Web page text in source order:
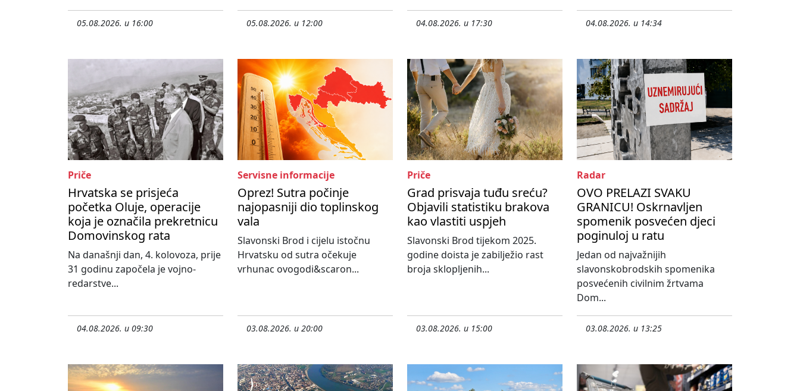
05.08.2026. u 16:00 05.08.2026. u 12:00 04.08.2026. u 17:30 04.08.2026. u 14:34
Priče
Hrvatska se prisjeća
početka Oluje, operacije
koja je označila prekretnicu
Domovinskog rata
Na današnji dan, 4. kolovoza, prije
31 godinu započela je vojno-
redarstve...
04.08.2026. u 09:30
Servisne informacije
Oprez! Sutra počinje
najopasniji dio toplinskog
vala
Slavonski Brod i cijelu istočnu
Hrvatsku od sutra očekuje
vrhunac ovogodi&scaron...
03.08.2026. u 20:00
Priče
Grad prisvaja tuđu sreću?
Objavili statistiku brakova
kao vlastiti uspjeh
Slavonski Brod tijekom 2025.
godine doista je zabilježio rast
broja sklopljenih...
03.08.2026. u 15:00
Radar
OVO PRELAZI SVAKU
GRANICU! Oskrnavljen
spomenik posvećen djeci
poginuloj u ratu
Jedan od najvažnijih
slavonskobrodskih spomenika
posvećenih civilnim žrtvama
Dom...
03.08.2026. u 13:25